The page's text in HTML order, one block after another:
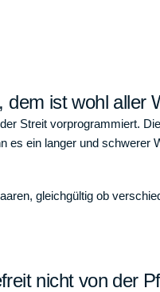
ist wohl aller
Streit vorprogrammiert.
es ein langer und
gleichgültig ob
nicht von der